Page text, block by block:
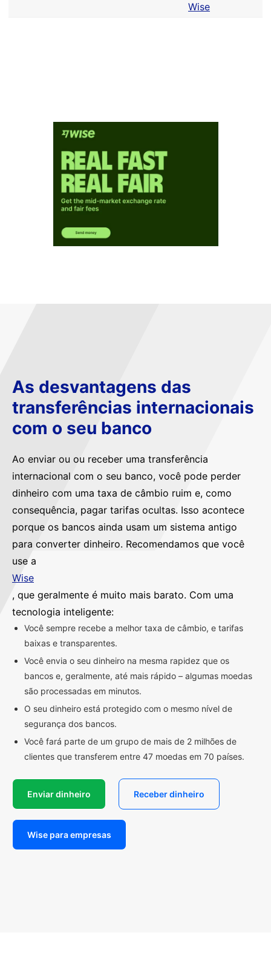
Wise
As desvantagens das
transferências internacionais
com o seu banco
Ao enviar ou ou receber uma transferência
internacional com o seu banco, você pode perder
dinheiro com uma taxa de câmbio ruim e, como
consequência, pagar tarifas ocultas. Isso acontece
porque os bancos ainda usam um sistema antigo
para converter dinheiro. Recomendamos que você
use a
Wise
, que geralmente é muito mais barato. Com uma
tecnologia inteligente:
Você sempre recebe a melhor taxa de câmbio, e tarifas
baixas e transparentes.
Você envia o seu dinheiro na mesma rapidez que os
bancos e, geralmente, até mais rápido – algumas moedas
são processadas em minutos.
O seu dinheiro está protegido com o mesmo nível de
segurança dos bancos.
Você fará parte de um grupo de mais de 2 milhões de
clientes que transferem entre 47 moedas em 70 países.
Enviar dinheiro Receber dinheiro
Wise para empresas